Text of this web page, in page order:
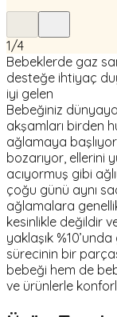
1/4
Bebeklerde gaz
desteğe ihtiyaç
iyi gelen
Bebeğiniz
akşamları birden
ağlamaya
bozarıyor, ellerini
acıyormuş gibi
çoğu günü aynı
ağlamalara
kesinlikle değildir
yaklaşık
sürecinin bir
bebeği hem de
ve ürünlerle